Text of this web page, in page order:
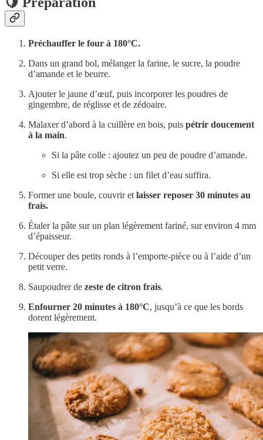
Préchauffer le four à 180°C.
Dans un grand bol, mélanger la farine, le sucre, la poudre
d’amande et le beurre.
Ajouter le jaune d’œuf, puis incorporer les poudres de
gingembre, de réglisse et de zédoaire.
Malaxer d’abord à la cuillère en bois, puis pétrir doucement
à la main.
Si la pâte colle : ajoutez un peu de poudre d’amande.
Si elle est trop sèche : un filet d’eau suffira.
Former une boule, couvrir et laisser reposer 30 minutes au
frais.
Étaler la pâte sur un plan légèrement fariné, sur environ 4 mm
d’épaisseur.
Découper des petits ronds à l’emporte-pièce ou à l’aide d’un
petit verre.
Saupoudrer de zeste de citron frais.
Enfourner 20 minutes à 180°C, jusqu’à ce que les bords
dorent légèrement.